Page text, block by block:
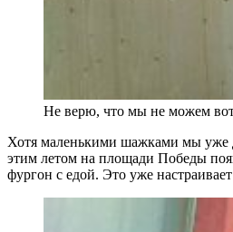
Не верю, что мы не можем
Хотя маленькими шажками мы уже
этим летом на площади Победы
фургон с едой. Это уже